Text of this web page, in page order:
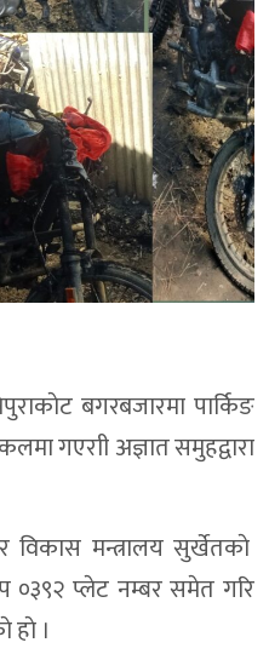
बगरबजारमा पार्किङ
गएराी अज्ञात समुहद्वारा
विकास मन्त्रालय सुर्खेतकाे
प्लेट नम्बर समेत गरि
।